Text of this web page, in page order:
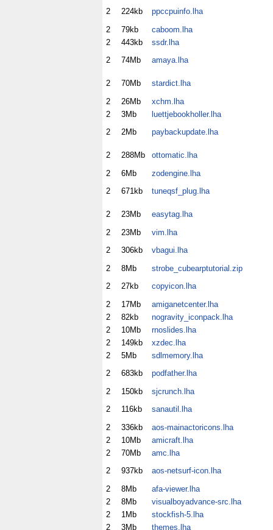
2 224kb
ppccpuinfo.lha
2
79kb
caboom.lha
2
443kb
ssdr.lha
2
74Mb amaya.lha
2 70Mb
stardict.lha
2
26Mb
xchm.lha
2
3Mb
luettjebookholler.lha
2
2Mb paybackupdate.lha
2 288Mb
ottomatic.lha
2
6Mb
zodengine.lha
2
671kb tuneqsf_plug.lha
2 23Mb
easytag.lha
2
23Mb
vim.lha
2
306kb
vbagui.lha
2
8Mb
strobe_cubearptutorial.zip
2
27kb
copyicon.lha
2
17Mb
amiganetcenter.lha
2
82kb
nogravity_iconpack.lha
2
10Mb
rnoslides.lha
2
149kb
xzdec.lha
2
5Mb
sdlmemory.lha
2
683kb
podfather.lha
2
150kb
sjcrunch.lha
2
116kb
sanautil.lha
2
336kb
aos-mainactoricons.lha
2
10Mb
amicraft.lha
2
70Mb
amc.lha
2
937kb
aos-netsurf-icon.lha
2
8Mb
afa-viewer.lha
2
8Mb
visualboyadvance-src.lha
2
1Mb
stockfish-5.lha
2
3Mb themes.lha